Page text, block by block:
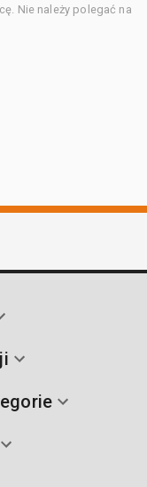
Nie należy polegać na